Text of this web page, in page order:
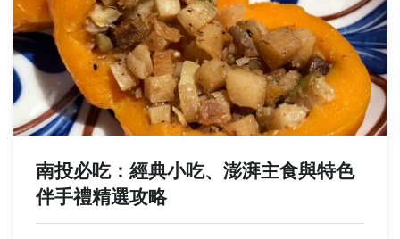
南投必吃：經典小吃、澎湃主食與特色
伴手禮精選攻略